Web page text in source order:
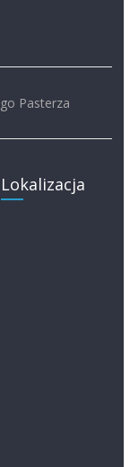
Pasterza
Lokalizacja